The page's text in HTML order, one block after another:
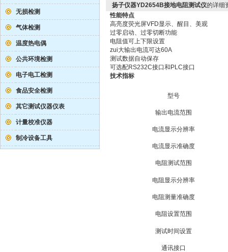
无损检测
气体检测
温度热电偶
公共环境检测
电子电工检测
食品安全检测
其它测试仪器仪表
计量校准仪器
制冷设备工具
扬子仪器YD2654B接地电阻测试仪的详细
性能特点
高亮度荧光屏VFD显示、醒目、美观
过零启动、过零切断功能
电阻值可上下限设置
zui大输出电流可达60A
测试数据自动保存
可选配RS232C接口和PLC接口
技术指标
型号
输出电流范围
电流显示分辨率
电流显示准确度
电阻测试范围
电阻显示分辨率
电阻测量准确度
电阻设置范围
测试时间设置
通讯接口